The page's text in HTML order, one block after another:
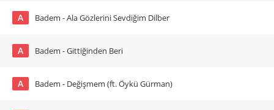
A Badem - Ala Gözlerini Sevdiğim Dilber
A Badem - Gittiğinden Beri
A Badem - Değişmem (ft. Öykü Gürman)